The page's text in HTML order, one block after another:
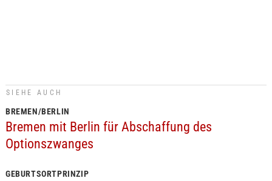
SIEHE AUCH
BREMEN/BERLIN
Bremen mit Berlin für Abschaffung des
Optionszwanges
GEBURTSORTPRINZIP